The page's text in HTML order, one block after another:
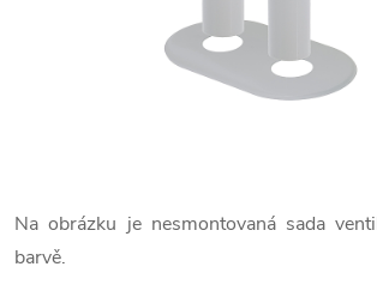
Na obrázku je nesmontovaná sada
barvě.